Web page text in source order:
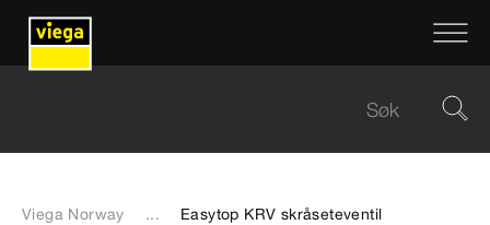
Viega Norway ... Easytop KRV skråseteventil